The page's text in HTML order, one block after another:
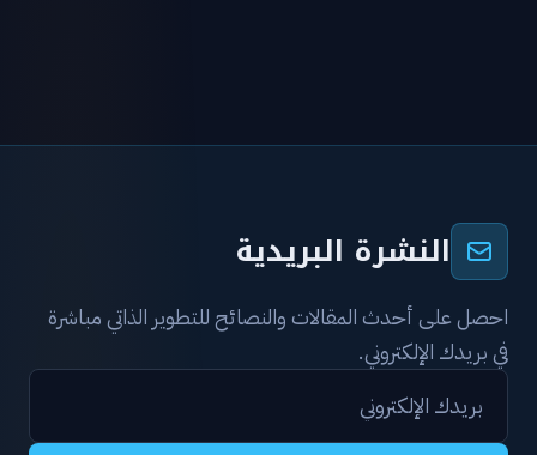
النشرة البريدية
احصل على أحدث المقالات والنصائح للتطوير الذاتي مباشرة
في بريدك الإلكتروني.